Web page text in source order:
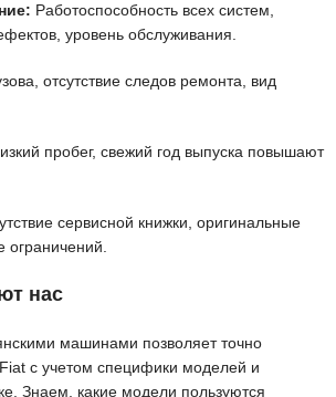
Работоспособность всех систем,
уровень обслуживания.
отсутствие следов ремонта, вид
пробег, свежий год выпуска повышают
сервисной книжки, оригинальные
ограничений.
нас
машинами позволяет точно
с учетом специфики моделей и
Знаем, какие модели пользуются